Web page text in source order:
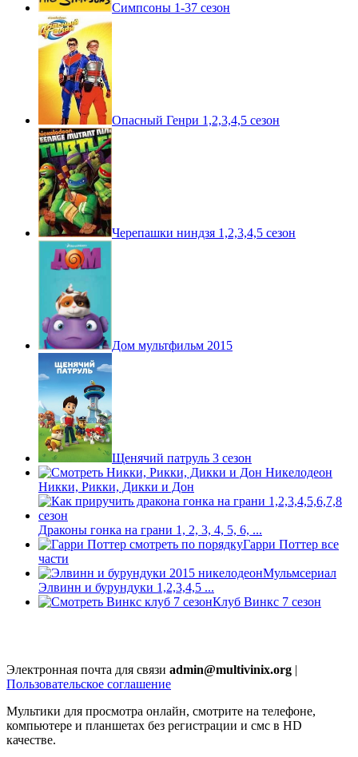
Симпсоны 1-37 сезон
Опасный Генри 1,2,3,4,5 сезон
Черепашки ниндзя 1,2,3,4,5 сезон
Дом мультфильм 2015
Щенячий патруль 3 сезон
Никки, Рикки, Дикки и Дон
Драконы гонка на грани 1, 2, 3, 4, 5, 6, ...
Гарри Поттер все
части
Мульмсериал
Элвинн и бурундуки 1,2,3,4,5 ...
Клуб Винкс 7 сезон
Электронная почта для связи admin@multivinix.org |
Пользовательское соглашение
Мультики для просмотра онлайн, смотрите на телефоне,
компьютере и планшетах без регистрации и смс в HD
качестве.